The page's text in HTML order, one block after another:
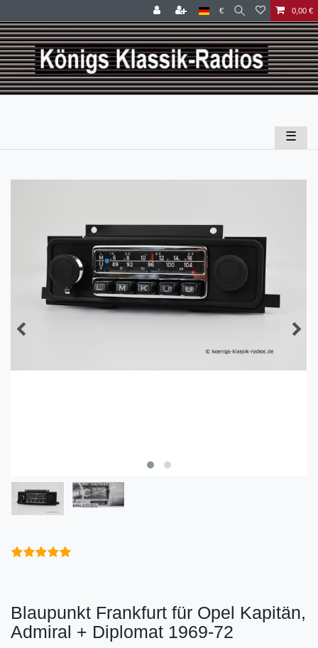
€ 0,00 €
☰
Blaupunkt Frankfurt für Opel Kapitän,
Admiral + Diplomat 1969-72